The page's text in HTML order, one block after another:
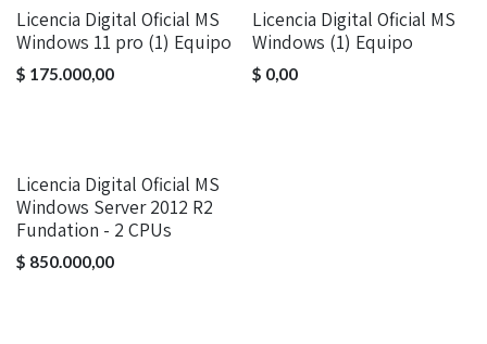
Licencia Digital Oficial MS
Windows 11 pro (1) Equipo
$ 175.000,00
Licencia Digital Oficial MS
Windows (1) Equipo
$ 0,00
Licencia Digital Oficial MS
Windows Server 2012 R2
Fundation - 2 CPUs
$ 850.000,00